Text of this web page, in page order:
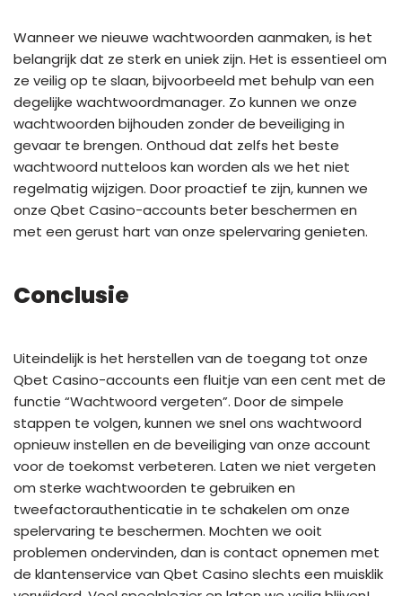
Wanneer we nieuwe wachtwoorden aanmaken, is het
belangrijk dat ze sterk en uniek zijn. Het is essentieel om
ze veilig op te slaan, bijvoorbeeld met behulp van een
degelijke wachtwoordmanager. Zo kunnen we onze
wachtwoorden bijhouden zonder de beveiliging in
gevaar te brengen. Onthoud dat zelfs het beste
wachtwoord nutteloos kan worden als we het niet
regelmatig wijzigen. Door proactief te zijn, kunnen we
onze Qbet Casino-accounts beter beschermen en
met een gerust hart van onze spelervaring genieten.
Conclusie
Uiteindelijk is het herstellen van de toegang tot onze
Qbet Casino-accounts een fluitje van een cent met de
functie “Wachtwoord vergeten”. Door de simpele
stappen te volgen, kunnen we snel ons wachtwoord
opnieuw instellen en de beveiliging van onze account
voor de toekomst verbeteren. Laten we niet vergeten
om sterke wachtwoorden te gebruiken en
tweefactorauthenticatie in te schakelen om onze
spelervaring te beschermen. Mochten we ooit
problemen ondervinden, dan is contact opnemen met
de klantenservice van Qbet Casino slechts een muisklik